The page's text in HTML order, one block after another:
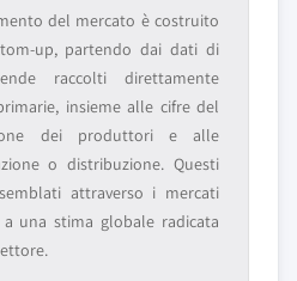
del mercato è costruito
up, partendo dai dati di
raccolti direttamente
insieme alle cifre del
dei produttori e alle
o distribuzione. Questi
attraverso i mercati
una stima globale radicata